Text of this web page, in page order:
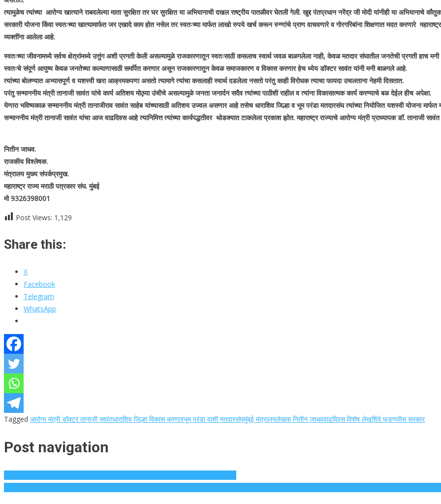
त्यामुळेच त्यांच्या आरोग्य खात्याने राबवलेल्या माता सुरक्षित तर घर सुरक्षित या अभियानाची दखल राष्ट्रीय पातळीवर घेतली गेली. खुद्द पंतप्रधान नरेंद्र जी मोदी यांनीही या अभियानाचे
सरकारी योजना किंवा स्वतःच्या खात्यामार्फत जर एखादे काम होत नसेल तर स्वतःच्या मार्फत लाखो रुपये खर्च करून रुग्णांचे प्राण वाचवणारे व गोरगरिबांना शिक्षणात मदत करणारे
व्यक्तींना आलेला आहे.
स्वतःच्या जीवनामध्ये सर्वच क्षेत्रांमध्ये उत्तुंग अशी प्रगती केली असल्यामुळे राजकारणातून स्वतःसाठी कसलाच स्वार्थ जवळ बाळगलेला नाही, केवळ मतदार संघातील जनतेची प्रगती हाच
स्वतःचे संपूर्ण आयुष्य केवळ जनतेच्या कल्याणासाठी समर्पित करणार असून राजकारणातून केवळ समाजकारण व विकास करणार हेच ध्येय डॉक्टर सावंत यांनी मनी बाळगले आहे.
त्यांच्या बोलण्यात अभ्यासपूर्ण व यशस्वी खरा आक्रमकपणा असतो त्यामागे त्यांचा कसलाही स्वार्थ दडलेला नसतो परंतु काही विरोधक त्याचा फायदा उचलताना नेहमी दिसतात.
परंतु सन्माननीय मंत्री तानाजी सावंत यांचे कार्य अतिशय मोठ्या उंचीचे असल्यामुळे जनता जनार्दन सदैव त्यांच्या पाठीशी राहील व त्यांना विकासात्मक कार्य करण्याचे बळ देईल हीच अपेक्षा.
येणारा भविष्यकाळ सन्माननीय मंत्री तानाजीराव सावंत साहेब यांच्यासाठी अतिशय उज्वल असणार आहे तसेच धाराशिव जिल्हा व भूम परंडा मतदारसंघ त्यांच्या नियोजित यशस्वी योजना मार्फत
सन्माननीय मंत्री तानाजी सावंत यांचा आज वाढदिवस आहे त्यानिमित्त त्यांच्या कार्यपद्धतीवर थोडक्यात टाकलेला प्रकाश झोत. महाराष्ट्र राज्याचे आरोग्य मंत्री प्राध्यापक डॉ. तानाजी सावंत
नितीन जाधव.
राजकीय विश्लेषक.
मंत्रालय मुख्य संपर्कप्रमुख.
महाराष्ट्र राज्य मराठी पत्रकार संघ. मुंबई
मो 9326398001
Post Views: 1,129
Share this:
X
Facebook
Telegram
WhatsApp
Tagged आरोग्य मंत्री डॉक्टर तानाजी सावंतधाराशिव जिल्हा विकास करणारभूम परंडा वाशी मतदारसंघमुंबई मंत्रालयलेखक नितीन जाधववाढदिवस विशेष लेखशिंदे फडणवीस सरकार
Post navigation